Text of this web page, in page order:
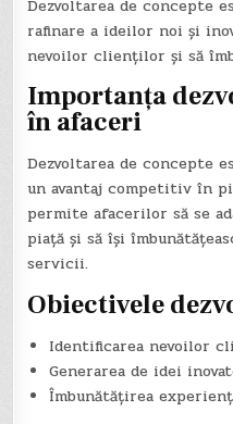
Dezvoltarea de concepte
rafinare a ideilor noi și
nevoilor clienților și să
Importanța
în afaceri
Dezvoltarea de concepte
un avantaj competitiv în
permite afacerilor să se
piață și să își
servicii.
Obiectivele
Identificarea nevoilor
Generarea de idei
Îmbunătățirea